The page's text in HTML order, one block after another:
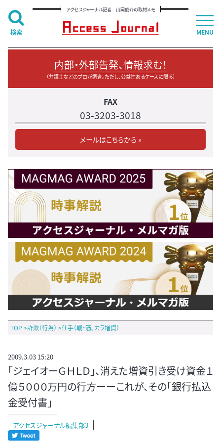
アクセスジャーナル記者 山岡俊介の取材メモ
内部・外部告発、情報求む！
（弁護士などのプロが調査。ただし、公益性あるケースに限る）
FAX
03-3203-3018
メールはこちらから »
TOP >詐欺（行為） >仕手（戦・筋。カラ増資）
2009.3.03 15:20
「ジェイオーＧＨＬＤ」、消えた増資引き受け資金１
億５０００万円の行方ーーこれが、その「銀行払込
金受付書」
アクセスジャーナル編集部3
MENU
検索